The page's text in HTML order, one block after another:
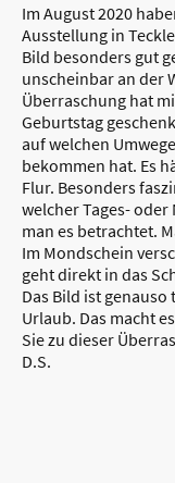
Im August 2020
Ausstellung in
Bild besonders gut
unscheinbar an der
Überraschung hat
Geburtstag
auf welchen
bekommen hat. Es
Flur. Besonders
welcher Tages-
man es betrachtet.
Im Mondschein
geht direkt in das
Das Bild ist
Urlaub. Das macht
Sie zu dieser
D.S.